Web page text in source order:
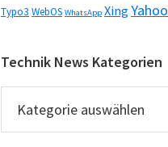
Typo3 WebOS WhatsApp XingYahoo
Technik News Kategorien
News
Kategorien